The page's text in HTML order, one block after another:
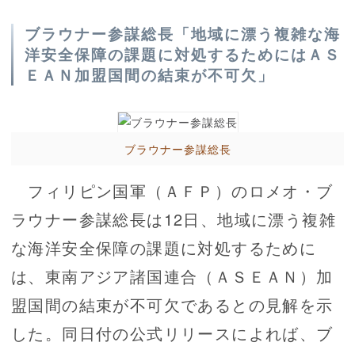
ブラウナー参謀総長「地域に漂う複雑な海
洋安全保障の課題に対処するためにはＡＳ
ＥＡＮ加盟国間の結束が不可欠」
ブラウナー参謀総長
フィリピン国軍（ＡＦＰ）のロメオ・ブ
ラウナー参謀総長は12日、地域に漂う複雑
な海洋安全保障の課題に対処するために
は、東南アジア諸国連合（ＡＳＥＡＮ）加
盟国間の結束が不可欠であるとの見解を示
した。同日付の公式リリースによれば、ブ